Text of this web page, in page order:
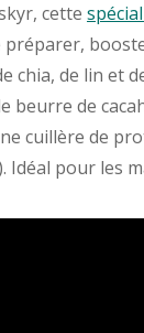
cette
préparer,
chia, de lin et
beurre de
cuillère de
Idéal pour les